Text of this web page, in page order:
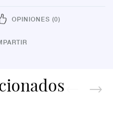
OPINIONES (0)